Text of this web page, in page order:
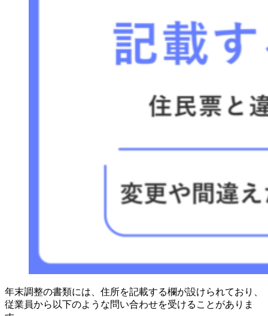
年末調整の書類には、住所を記載する欄が設けられており、
従業員から以下のような問い合わせを受けることがありま